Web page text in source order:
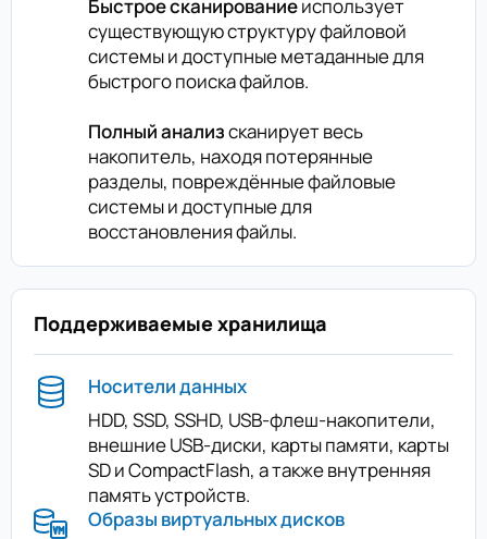
Быстрое сканированиеиспользует
существующую структуру файловой
системы и доступные метаданные для
быстрого поиска файлов.
Полный анализсканирует весь
накопитель, находя потерянные
разделы, повреждённые файловые
системы и доступные для
восстановления файлы.
Поддерживаемые хранилища
Носители данных
HDD, SSD, SSHD, USB-флеш-накопители,
внешние USB-диски, карты памяти, карты
SD и CompactFlash, а также внутренняя
память устройств.
Образы виртуальных дисков